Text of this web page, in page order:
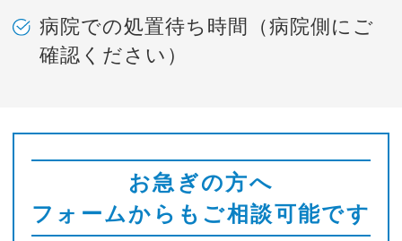
病院での処置待ち時間（病院側にご
確認ください）
お急ぎの方へ
フォームからもご相談可能です